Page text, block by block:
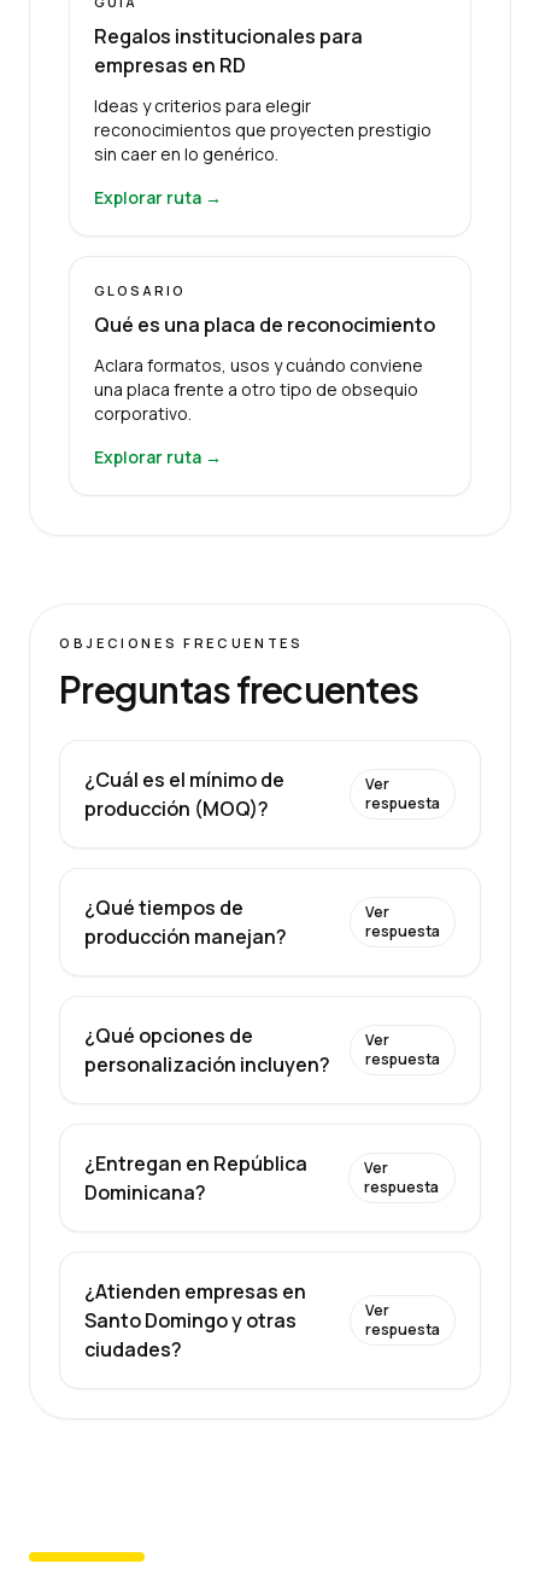
Regalos institucionales para
empresas en RD
Ideas y criterios para elegir
reconocimientos que proyecten prestigio
sin caer en lo genérico.
Explorar ruta →
GLOSARIO
Qué es una placa de reconocimiento
Aclara formatos, usos y cuándo conviene
una placa frente a otro tipo de obsequio
corporativo.
Explorar ruta →
OBJECIONES FRECUENTES
Preguntas frecuentes
¿Cuál es el mínimo de
producción (MOQ)?
Ver
respuesta
¿Qué tiempos de
producción manejan?
Ver
respuesta
¿Qué opciones de
personalización incluyen?
Ver
respuesta
¿Entregan en República
Dominicana?
Ver
respuesta
¿Atienden empresas en
Santo Domingo y otras
ciudades?
Ver
respuesta